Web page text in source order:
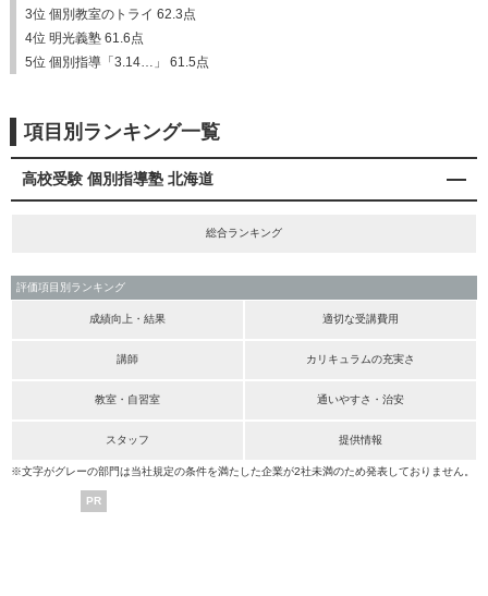
3位 個別教室のトライ 62.3点
4位 明光義塾 61.6点
5位 個別指導「3.14…」 61.5点
項目別ランキング一覧
高校受験 個別指導塾 北海道
総合ランキング
評価項目別ランキング
成績向上・結果 適切な受講費用
講師 カリキュラムの充実さ
教室・自習室 通いやすさ・治安
スタッフ 提供情報
※文字がグレーの部門は当社規定の条件を満たした企業が2社未満のため発表しておりません。
PR